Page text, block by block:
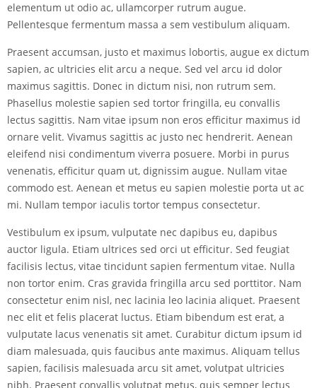
elementum ut odio ac, ullamcorper rutrum augue.
Pellentesque fermentum massa a sem vestibulum aliquam.
Praesent accumsan, justo et maximus lobortis, augue ex dictum
sapien, ac ultricies elit arcu a neque. Sed vel arcu id dolor
maximus sagittis. Donec in dictum nisi, non rutrum sem.
Phasellus molestie sapien sed tortor fringilla, eu convallis
lectus sagittis. Nam vitae ipsum non eros efficitur maximus id
ornare velit. Vivamus sagittis ac justo nec hendrerit. Aenean
eleifend nisi condimentum viverra posuere. Morbi in purus
venenatis, efficitur quam ut, dignissim augue. Nullam vitae
commodo est. Aenean et metus eu sapien molestie porta ut ac
mi. Nullam tempor iaculis tortor tempus consectetur.
Vestibulum ex ipsum, vulputate nec dapibus eu, dapibus
auctor ligula. Etiam ultrices sed orci ut efficitur. Sed feugiat
facilisis lectus, vitae tincidunt sapien fermentum vitae. Nulla
non tortor enim. Cras gravida fringilla arcu sed porttitor. Nam
consectetur enim nisl, nec lacinia leo lacinia aliquet. Praesent
nec elit et felis placerat luctus. Etiam bibendum est erat, a
vulputate lacus venenatis sit amet. Curabitur dictum ipsum id
diam malesuada, quis faucibus ante maximus. Aliquam tellus
sapien, facilisis malesuada arcu sit amet, volutpat ultricies
nibh. Praesent convallis volutpat metus, quis semper lectus